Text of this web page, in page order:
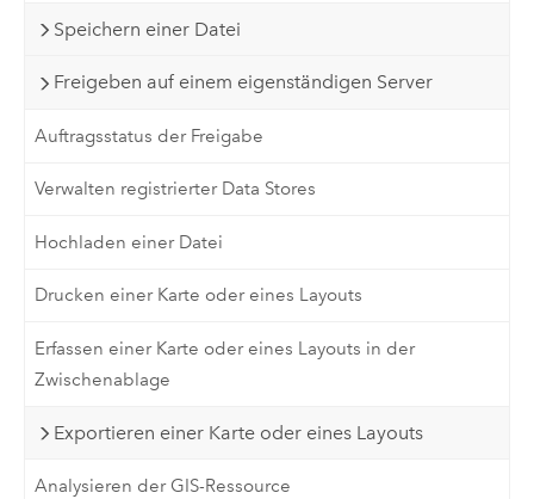
Speichern einer Datei
Freigeben auf einem eigenständigen Server
Auftragsstatus der Freigabe
Verwalten registrierter Data Stores
Hochladen einer Datei
Drucken einer Karte oder eines Layouts
Erfassen einer Karte oder eines Layouts in der
Zwischenablage
Exportieren einer Karte oder eines Layouts
Analysieren der GIS-Ressource